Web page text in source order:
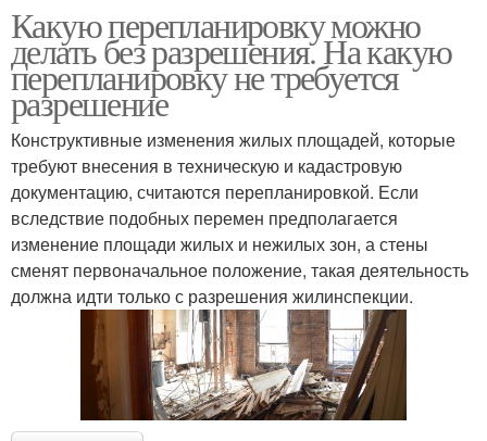
Какую перепланировку можно
делать без разрешения. На какую
перепланировку не требуется
разрешение
Конструктивные изменения жилых площадей, которые
требуют внесения в техническую и кадастровую
документацию, считаются перепланировкой. Если
вследствие подобных перемен предполагается
изменение площади жилых и нежилых зон, а стены
сменят первоначальное положение, такая деятельность
должна идти только с разрешения жилинспекции.